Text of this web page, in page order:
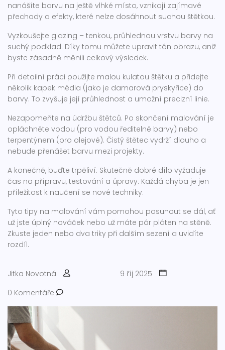
nanášíte barvu na ještě vlhké místo, vznikají zajímavé
přechody a efekty, které nelze dosáhnout suchou štětkou.
Vyzkoušejte glazing – tenkou, průhlednou vrstvu barvy na
suchý podklad. Díky tomu můžete upravit tón obrazu, aniž
byste zásadně měnili celkový výsledek.
Při detailní práci použijte malou kulatou štětku a přidejte
několik kapek média (jako je damarová pryskyřice) do
barvy. To zvyšuje její průhlednost a umožní precizní linie.
Nezapomeňte na údržbu štětců. Po skončení malování je
opláchněte vodou (pro vodou ředitelné barvy) nebo
terpentýnem (pro olejové). Čistý štětec vydrží dlouho a
nebude přenášet barvu mezi projekty.
A konečně, buďte trpěliví. Skutečně dobré dílo vyžaduje
čas na přípravu, testování a úpravy. Každá chyba je jen
příležitost k naučení se nové techniky.
Tyto tipy na malování vám pomohou posunout se dál, ať
už jste úplný nováček nebo už máte pár pláten na stěně.
Zkuste jeden nebo dva triky při dalším sezení a uvidíte
rozdíl.
Jitka Novotná
9 říj 2025
0 Komentáře